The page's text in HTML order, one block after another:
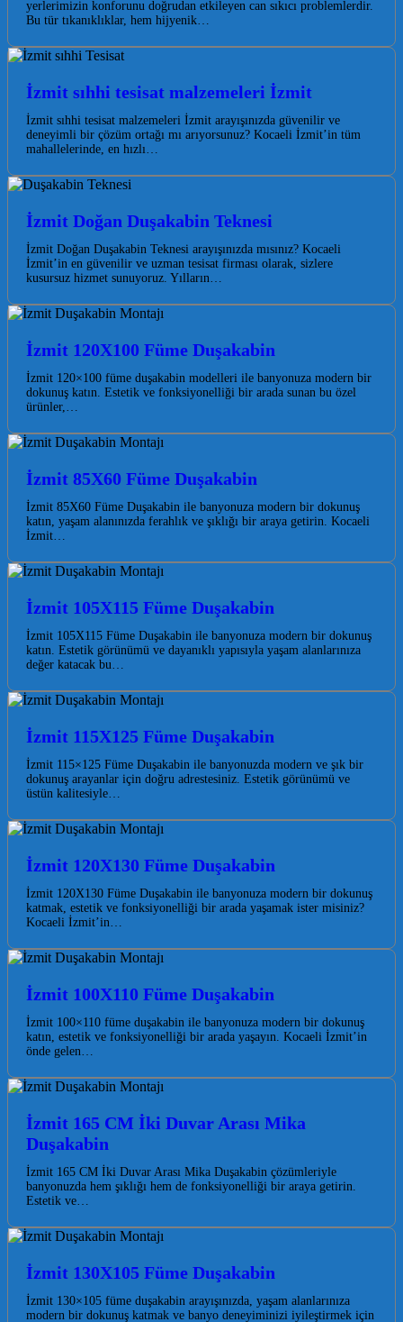
yerlerimizin konforunu doğrudan etkileyen can sıkıcı problemlerdir.
Bu tür tıkanıklıklar, hem hijyenik…
İzmit sıhhi tesisat malzemeleri İzmit
İzmit sıhhi tesisat malzemeleri İzmit arayışınızda güvenilir ve
deneyimli bir çözüm ortağı mı arıyorsunuz? Kocaeli İzmit’in tüm
mahallelerinde, en hızlı…
İzmit Doğan Duşakabin Teknesi
İzmit Doğan Duşakabin Teknesi arayışınızda mısınız? Kocaeli
İzmit’in en güvenilir ve uzman tesisat firması olarak, sizlere
kusursuz hizmet sunuyoruz. Yılların…
İzmit 120X100 Füme Duşakabin
İzmit 120×100 füme duşakabin modelleri ile banyonuza modern bir
dokunuş katın. Estetik ve fonksiyonelliği bir arada sunan bu özel
ürünler,…
İzmit 85X60 Füme Duşakabin
İzmit 85X60 Füme Duşakabin ile banyonuza modern bir dokunuş
katın, yaşam alanınızda ferahlık ve şıklığı bir araya getirin. Kocaeli
İzmit…
İzmit 105X115 Füme Duşakabin
İzmit 105X115 Füme Duşakabin ile banyonuza modern bir dokunuş
katın. Estetik görünümü ve dayanıklı yapısıyla yaşam alanlarınıza
değer katacak bu…
İzmit 115X125 Füme Duşakabin
İzmit 115×125 Füme Duşakabin ile banyonuzda modern ve şık bir
dokunuş arayanlar için doğru adrestesiniz. Estetik görünümü ve
üstün kalitesiyle…
İzmit 120X130 Füme Duşakabin
İzmit 120X130 Füme Duşakabin ile banyonuza modern bir dokunuş
katmak, estetik ve fonksiyonelliği bir arada yaşamak ister misiniz?
Kocaeli İzmit’in…
İzmit 100X110 Füme Duşakabin
İzmit 100×110 füme duşakabin ile banyonuza modern bir dokunuş
katın, estetik ve fonksiyonelliği bir arada yaşayın. Kocaeli İzmit’in
önde gelen…
İzmit 165 CM İki Duvar Arası Mika
Duşakabin
İzmit 165 CM İki Duvar Arası Mika Duşakabin çözümleriyle
banyonuzda hem şıklığı hem de fonksiyonelliği bir araya getirin.
Estetik ve…
İzmit 130X105 Füme Duşakabin
İzmit 130×105 füme duşakabin arayışınızda, yaşam alanlarınıza
modern bir dokunuş katmak ve banyo deneyiminizi iyileştirmek için